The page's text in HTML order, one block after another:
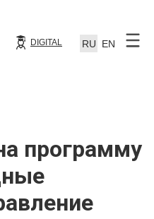
EN
RU
DIGITAL
программу